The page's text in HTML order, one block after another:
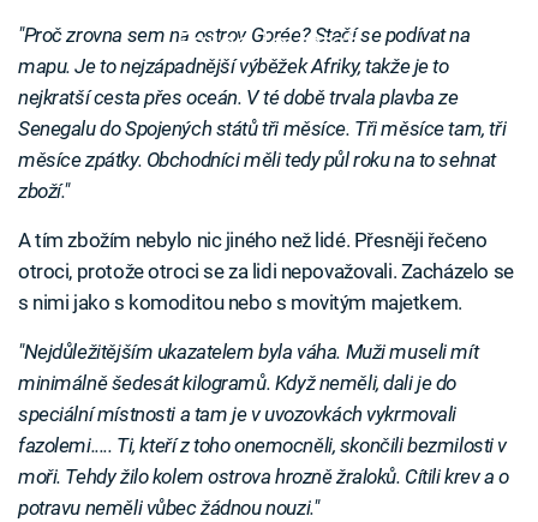
Failed to fetch
"Proč zrovna sem na ostrov Gorée? Stačí se podívat na
mapu. Je to nejzápadnější výběžek Afriky, takže je to
nejkratší cesta přes oceán. V té době trvala plavba ze
Senegalu do Spojených států tři měsíce. Tři měsíce tam, tři
měsíce zpátky. Obchodníci měli tedy půl roku na to sehnat
zboží."
A tím zbožím nebylo nic jiného než lidé. Přesněji řečeno
otroci, protože otroci se za lidi nepovažovali. Zacházelo se
s nimi jako s komoditou nebo s movitým majetkem.
"Nejdůležitějším ukazatelem byla váha. Muži museli mít
minimálně šedesát kilogramů. Když neměli, dali je do
speciální místnosti a tam je v uvozovkách vykrmovali
fazolemi..... Ti, kteří z toho onemocněli, skončili bezmilosti v
moři. Tehdy žilo kolem ostrova hrozně žraloků. Cítili krev a o
potravu neměli vůbec žádnou nouzi."